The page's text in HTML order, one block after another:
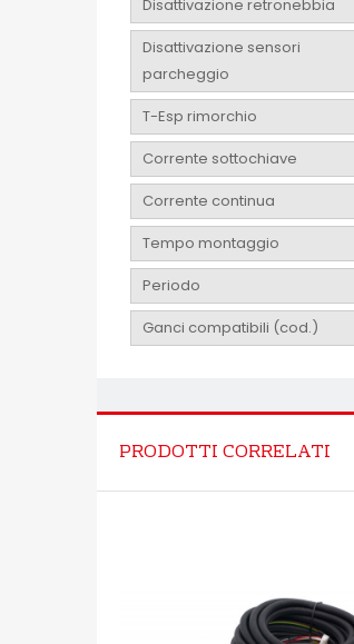
Disattivazione retronebbia
Disattivazione sensori
parcheggio
T-Esp rimorchio
Corrente sottochiave
Corrente continua
Tempo montaggio
Periodo
Ganci compatibili (cod.)
PRODOTTI CORRELATI